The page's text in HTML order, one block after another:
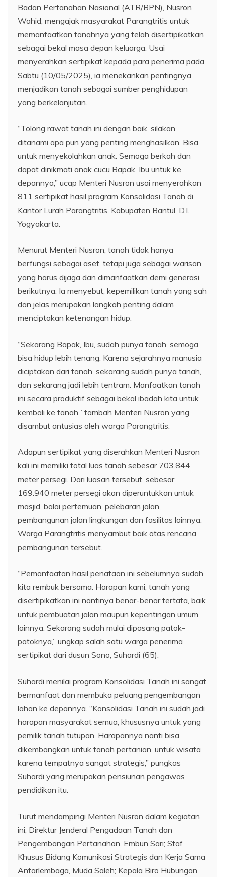
Badan Pertanahan Nasional (ATR/BPN), Nusron
Wahid, mengajak masyarakat Parangtritis untuk
memanfaatkan tanahnya yang telah disertipikatkan
sebagai bekal masa depan keluarga. Usai
menyerahkan sertipikat kepada para penerima pada
Sabtu (10/05/2025), ia menekankan pentingnya
menjadikan tanah sebagai sumber penghidupan
yang berkelanjutan.
“Tolong rawat tanah ini dengan baik, silakan
ditanami apa pun yang penting menghasilkan. Bisa
untuk menyekolahkan anak. Semoga berkah dan
dapat dinikmati anak cucu Bapak, Ibu untuk ke
depannya,” ucap Menteri Nusron usai menyerahkan
811 sertipikat hasil program Konsolidasi Tanah di
Kantor Lurah Parangtritis, Kabupaten Bantul, D.I.
Yogyakarta.
Menurut Menteri Nusron, tanah tidak hanya
berfungsi sebagai aset, tetapi juga sebagai warisan
yang harus dijaga dan dimanfaatkan demi generasi
berikutnya. Ia menyebut, kepemilikan tanah yang sah
dan jelas merupakan langkah penting dalam
menciptakan ketenangan hidup.
“Sekarang Bapak, Ibu, sudah punya tanah, semoga
bisa hidup lebih tenang. Karena sejarahnya manusia
diciptakan dari tanah, sekarang sudah punya tanah,
dan sekarang jadi lebih tentram. Manfaatkan tanah
ini secara produktif sebagai bekal ibadah kita untuk
kembali ke tanah,” tambah Menteri Nusron yang
disambut antusias oleh warga Parangtritis.
Adapun sertipikat yang diserahkan Menteri Nusron
kali ini memiliki total luas tanah sebesar 703.844
meter persegi. Dari luasan tersebut, sebesar
169.940 meter persegi akan diperuntukkan untuk
masjid, balai pertemuan, pelebaran jalan,
pembangunan jalan lingkungan dan fasilitas lainnya.
Warga Parangtritis menyambut baik atas rencana
pembangunan tersebut.
“Pemanfaatan hasil penataan ini sebelumnya sudah
kita rembuk bersama. Harapan kami, tanah yang
disertipikatkan ini nantinya benar-benar tertata, baik
untuk pembuatan jalan maupun kepentingan umum
lainnya. Sekarang sudah mulai dipasang patok-
patoknya,” ungkap salah satu warga penerima
sertipikat dari dusun Sono, Suhardi (65).
Suhardi menilai program Konsolidasi Tanah ini sangat
bermanfaat dan membuka peluang pengembangan
lahan ke depannya. “Konsolidasi Tanah ini sudah jadi
harapan masyarakat semua, khususnya untuk yang
pemilik tanah tutupan. Harapannya nanti bisa
dikembangkan untuk tanah pertanian, untuk wisata
karena tempatnya sangat strategis,” pungkas
Suhardi yang merupakan pensiunan pengawas
pendidikan itu.
Turut mendampingi Menteri Nusron dalam kegiatan
ini, Direktur Jenderal Pengadaan Tanah dan
Pengembangan Pertanahan, Embun Sari; Staf
Khusus Bidang Komunikasi Strategis dan Kerja Sama
Antarlembaga, Muda Saleh; Kepala Biro Hubungan